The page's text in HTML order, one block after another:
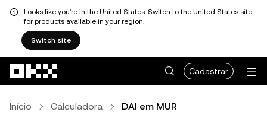
Looks like you're in the United States. Switch to the United States site
for products available in your region.
Switch site
Cadastrar
Início Calculadora DAI em MUR